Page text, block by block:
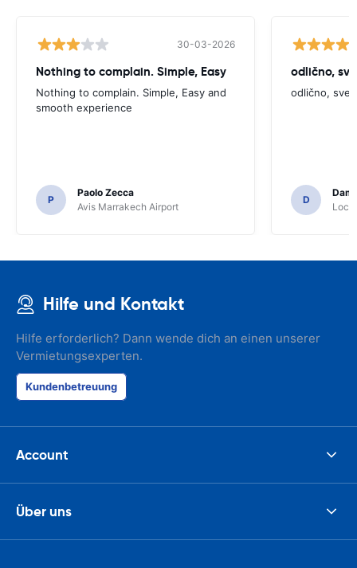
30-03-2026
Nothing to complain. Simple, Easy
Nothing to complain. Simple, Easy and
smooth experience
P
Paolo Zecca
Avis Marrakech Airport
odlično,
odlično, sve
D
Hilfe und Kontakt
Hilfe erforderlich? Dann wende dich an einen unserer
Vermietungsexperten.
Kundenbetreuung
Account
Über uns